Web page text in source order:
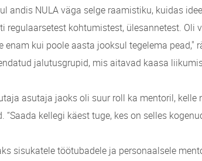
andis NULA väga selge raamistiku, kuidas
regulaarsetest kohtumistest, ülesannetest.
enam kui poole aasta jooksul tegelema pead,"
jalutusgrupid, mis aitavad kaasa
asutaja jaoks oli suur roll ka mentoril, kelle
“Saada kellegi käest tuge, kes on selles
sisukatele töötubadele ja personaalsele